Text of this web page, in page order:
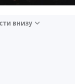
внизу